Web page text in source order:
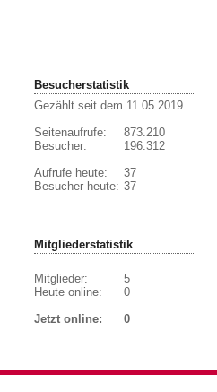
Besucherstatistik
Gezählt seit dem 11.05.2019
Seitenaufrufe:
Besucher:
Aufrufe heute:
Besucher heute:
873.210
196.312
37
37
Mitgliederstatistik
Mitglieder:
Heute online:
5
0
Jetzt online:
0